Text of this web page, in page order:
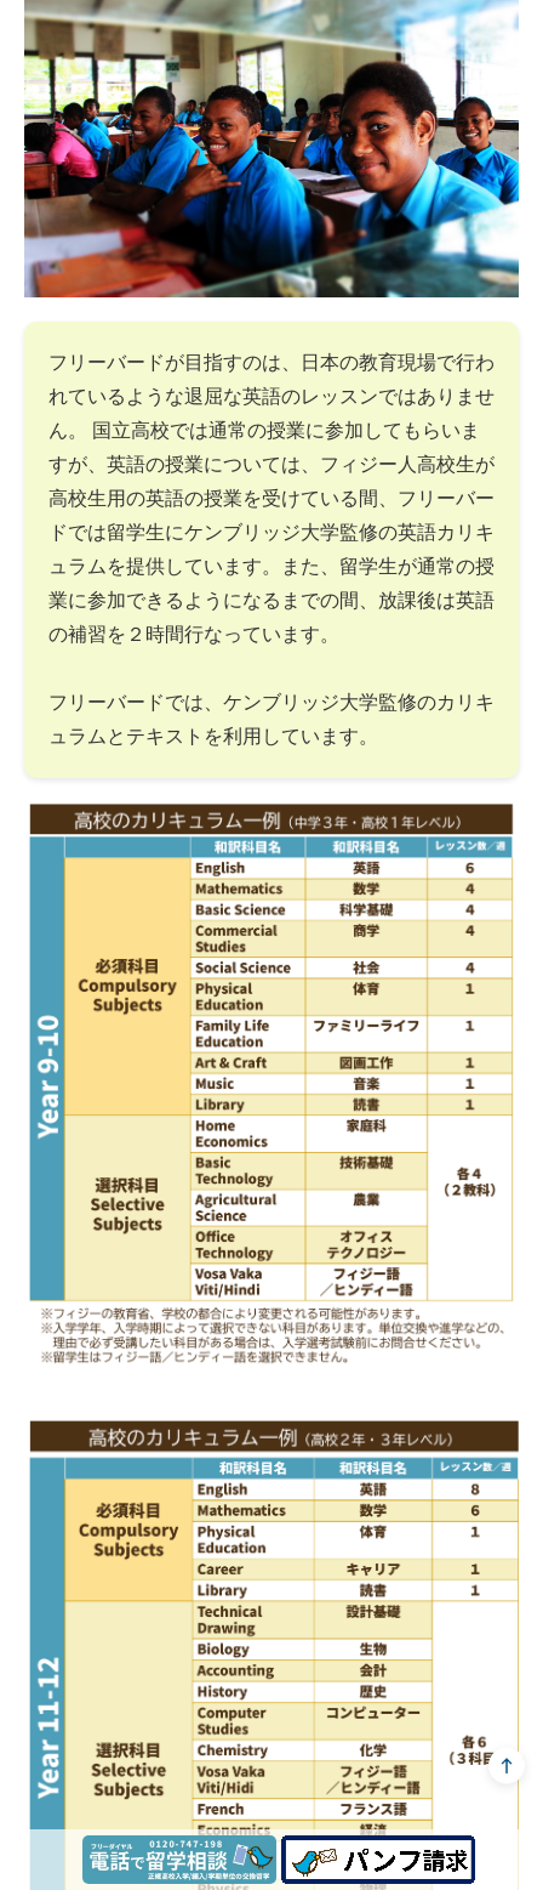
フリーバードが目指すのは、日本の教育現場で行わ
れているような退屈な英語のレッスンではありませ
ん。 国立高校では通常の授業に参加してもらいま
すが、英語の授業については、フィジー人高校生が
高校生用の英語の授業を受けている間、フリーバー
ドでは留学生にケンブリッジ大学監修の英語カリキ
ュラムを提供しています。また、留学生が通常の授
業に参加できるようになるまでの間、放課後は英語
の補習を２時間行なっています。
フリーバードでは、ケンブリッジ大学監修のカリキ
ュラムとテキストを利用しています。